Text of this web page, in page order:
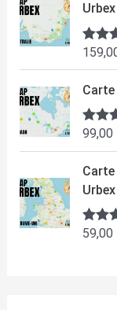
Urbex
Note
Carte
Note
99,00
Carte
Urbex
Note
59,00